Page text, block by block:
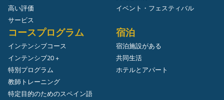
高い評価
サービス
イベント・フェスティバル
コースプログラム
インテンシブコース
インテンシブ20 +
特別プログラム
教師トレーニング
特定目的のためのスペイン語
宿泊
宿泊施設がある
共同生活
ホテルとアパート